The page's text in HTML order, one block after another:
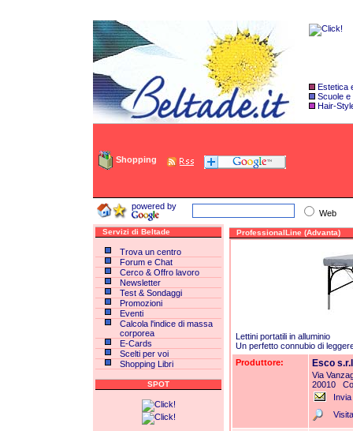
Estetica
Scuole e
Hair-
Shopping
powered by
Web
Servizi di Beltade
Trova un centro
Forum e Chat
Cerco & Offro lavoro
Newsletter
Test & Sondaggi
Promozioni
Eventi
Calcola l'indice di massa
corporea
E-Cards
Scelti per voi
Shopping Libri
SPOT
ProfessionalLine (Advanta)
Lettini portatili in alluminio
Un perfetto connubio di
Produttore:
Esco s.r.l
Via
20010